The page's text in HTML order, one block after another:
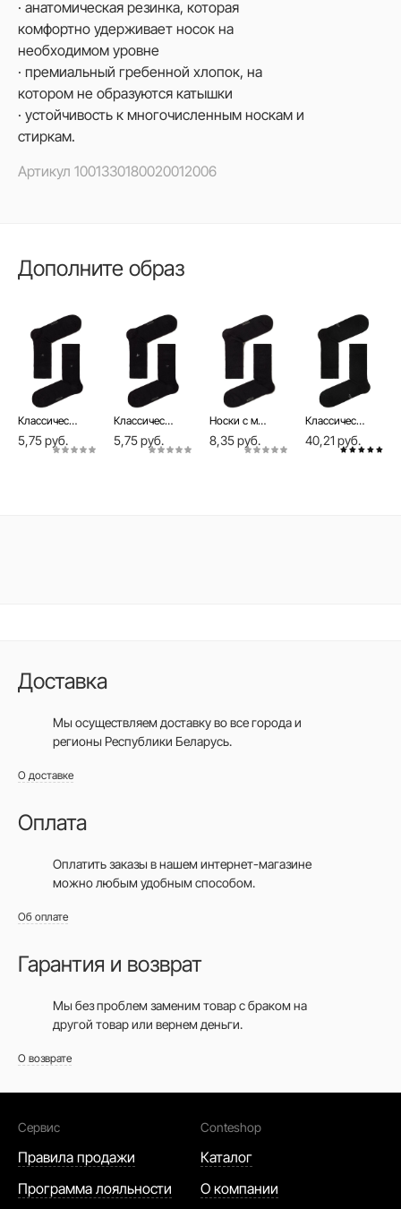
· анатомическая резинка, которая
комфортно удерживает носок на
необходимом уровне
· премиальный гребенной хлопок, на
котором не образуются катышки
· устойчивость к многочисленным носкам и
стиркам.
Артикул 1001330180020012006
Дополните образ
Классические носки из гребенного хлопка Classic, модель 006
5,75 руб.
Классические носки из гребенного хлопка Classic, модель 007
5,75 руб.
Носки с махровой стопой COMFORT
8,35 руб.
Классические носки из гребенного хлопка Classic (7 пар)
40,21 руб.
Доставка
Мы осуществляем доставку во все городаи
регионы Республики Беларусь.
О доставке
Оплата
Оплатить заказы в нашем интернет-магазине
можно любым удобным способом.
Об оплате
Гарантия и возврат
Мы без проблем заменим товар с браком на
другой товар или вернем деньги.
О возврате
Сервис
Правила продажи
Программа лояльности
Conteshop
Каталог
О компании